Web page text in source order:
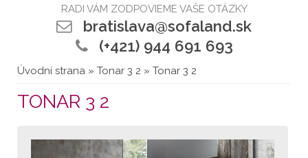
RADI VÁM ZODPOVIEME VAŠE OTÁZKY
bratislava@sofaland.sk
(+421) 944 691 693
Úvodní strana » Tonar 3 2 » Tonar 3 2
TONAR 3 2